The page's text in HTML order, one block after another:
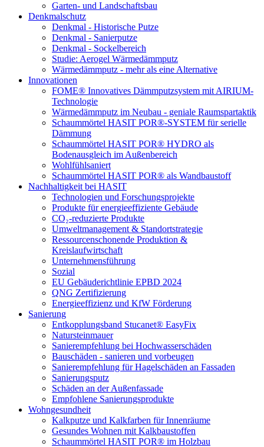
Garten- und Landschaftsbau
Denkmalschutz
Denkmal - Historische Putze
Denkmal - Sanierputze
Denkmal - Sockelbereich
Studie: Aerogel Wärmedämmputz
Wärmedämmputz - mehr als eine Alternative
Innovationen
FOME® Innovatives Dämmputzsystem mit AIRIUM-
Technologie
Wärmedämmputz im Neubau - geniale Raumspartaktik
Schaummörtel HASIT POR®-SYSTEM für serielle
Dämmung
Schaummörtel HASIT POR® HYDRO als
Bodenausgleich im Außenbereich
Wohlfühlsaniert
Schaummörtel HASIT POR® als Wandbaustoff
Nachhaltigkeit bei HASIT
Technologien und Forschungsprojekte
Produkte für energieeffiziente Gebäude
CO₂-reduzierte Produkte
Umweltmanagement & Standortstrategie
Ressourcenschonende Produktion &
Kreislaufwirtschaft
Unternehmensführung
Sozial
EU Gebäuderichtlinie EPBD 2024
QNG Zertifizierung
Energieeffizienz und KfW Förderung
Sanierung
Entkopplungsband Stucanet® EasyFix
Natursteinmauer
Sanierempfehlung bei Hochwasserschäden
Bauschäden - sanieren und vorbeugen
Sanierempfehlung für Hagelschäden an Fassaden
Sanierungsputz
Schäden an der Außenfassade
Empfohlene Sanierungsprodukte
Wohngesundheit
Kalkputze und Kalkfarben für Innenräume
Gesundes Wohnen mit Kalkbaustoffen
Schaummörtel HASIT POR® im Holzbau